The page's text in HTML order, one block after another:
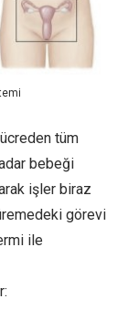
tüm
bebeği
işler biraz
görevi
ile